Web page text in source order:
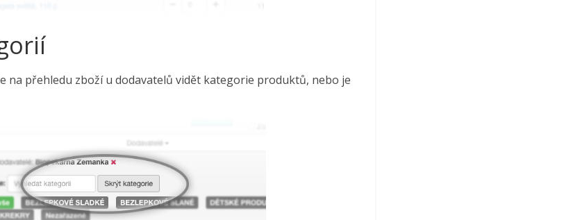
na přehledu zboží u dodavatelů vidět kategorie produktů, nebo je